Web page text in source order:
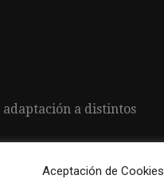
a distintos
Aceptación de Cookies